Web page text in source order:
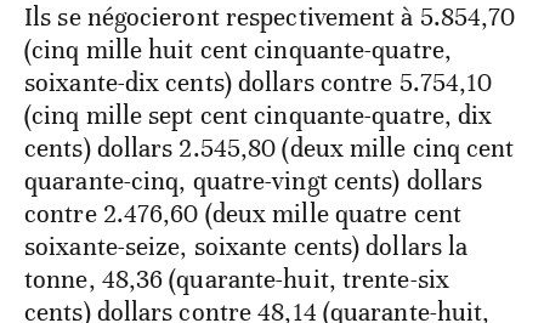
Ils se négocieront respectivement à 5.854,70
(cinq mille huit cent cinquante-quatre,
soixante-dix cents) dollars contre 5.754,10
(cinq mille sept cent cinquante-quatre, dix
cents) dollars 2.545,80 (deux mille cinq cent
quarante-cinq, quatre-vingt cents) dollars
contre 2.476,60 (deux mille quatre cent
soixante-seize, soixante cents) dollars la
tonne, 48,36 (quarante-huit, trente-six
cents) dollars contre 48,14 (quarante-huit,